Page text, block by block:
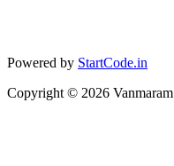
Powered by StartCode.in
Copyright © 2026 Vanmaram